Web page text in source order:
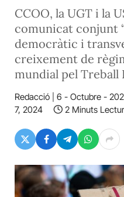
CCOO, la UGT i la
comunicat conjunt
democràtic i
creixement de
mundial pel Treball
Redacció 6 - Octubre -
7, 2024
2 Minuts